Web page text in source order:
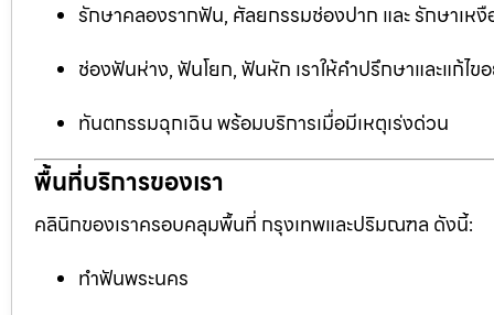
รักษาคลองรากฟัน, ศัลยกรรมช่องปาก และ รักษาเหงื
ช่องฟันห่าง, ฟันโยก, ฟันหัก เราให้คำปรึกษาและแก้ไข
ทันตกรรมฉุกเฉิน พร้อมบริการเมื่อมีเหตุเร่งด่วน
พื้นที่บริการของเรา
คลินิกของเราครอบคลุมพื้นที่ กรุงเทพและปริมณฑล ดังนี้:
ทำฟันพระนคร